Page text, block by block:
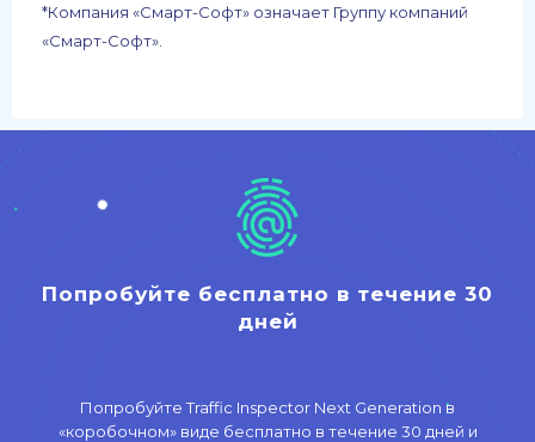
*Компания «Смарт-Софт» означает Группу компаний
«Смарт-Софт».
Попробуйте бесплатно в течение 30
дней
Попробуйте Traffic Inspector Next Generation в
«коробочном» виде бесплатно в течение 30 дней и